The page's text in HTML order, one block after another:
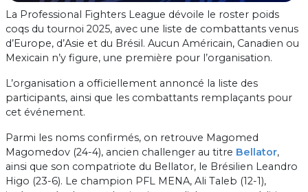
La Professional Fighters League dévoile le roster poids
coqs du tournoi 2025, avec une liste de combattants venus
d’Europe, d’Asie et du Brésil. Aucun Américain, Canadien ou
Mexicain n’y figure, une première pour l’organisation.
L’organisation a officiellement annoncé la liste des
participants, ainsi que les combattants remplaçants pour
cet événement.
Parmi les noms confirmés, on retrouve Magomed
Magomedov (24-4), ancien challenger au titre Bellator,
ainsi que son compatriote du Bellator, le Brésilien Leandro
Higo (23-6). Le champion PFL MENA, Ali Taleb (12-1),